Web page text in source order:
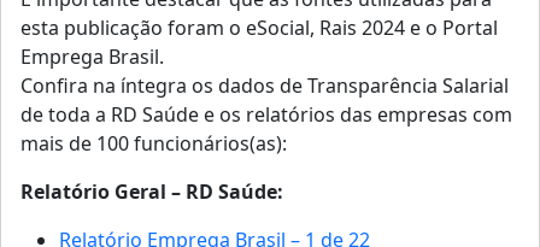
esta publicação foram o eSocial, Rais 2024 e o Portal
Emprega Brasil.
Confira na íntegra os dados de Transparência Salarial
de toda a RD Saúde e os relatórios das empresas com
mais de 100 funcionários(as):
Relatório Geral – RD Saúde:
Relatório Emprega Brasil – 1 de 22